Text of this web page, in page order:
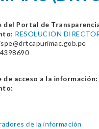
del Portal de
RESOLUCION
de acceso a la información:
de la información